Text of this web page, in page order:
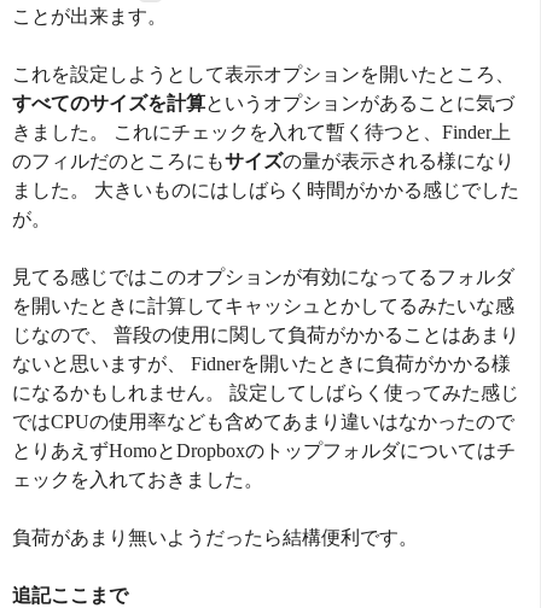
ことが出来ます。
これを設定しようとして表示オプションを開いたところ、
すべてのサイズを計算というオプションがあることに気づ
きました。 これにチェックを入れて暫く待つと、Finder上
のフィルだのところにもサイズの量が表示される様になり
ました。 大きいものにはしばらく時間がかかる感じでした
が。
見てる感じではこのオプションが有効になってるフォルダ
を開いたときに計算してキャッシュとかしてるみたいな感
じなので、 普段の使用に関して負荷がかかることはあまり
ないと思いますが、 Fidnerを開いたときに負荷がかかる様
になるかもしれません。 設定してしばらく使ってみた感じ
ではCPUの使用率なども含めてあまり違いはなかったので
とりあえずHomoとDropboxのトップフォルダについてはチ
ェックを入れておきました。
負荷があまり無いようだったら結構便利です。
追記ここまで